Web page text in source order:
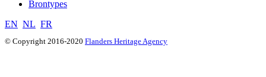
Brontypes
EN NL FR
© Copyright 2016-2020 Flanders Heritage Agency